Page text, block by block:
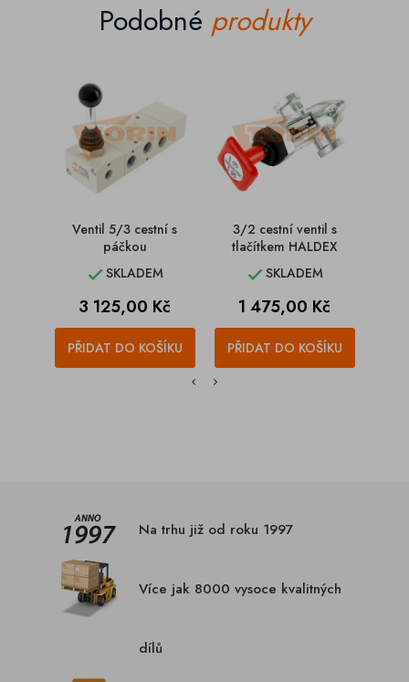
Podobné produkty
Ventil 5/3 cestní s
páčkou
SKLADEM
Cena
3 125,00 Kč
PŘIDAT DO KOŠÍKU
3/2 cestní ventil s
tlačítkem HALDEX
SKLADEM
Cena
1 475,00 Kč
PŘIDAT DO KOŠÍKU
Na trhu již od roku 1997
Více jak 8000 vysoce kvalitných
dílů